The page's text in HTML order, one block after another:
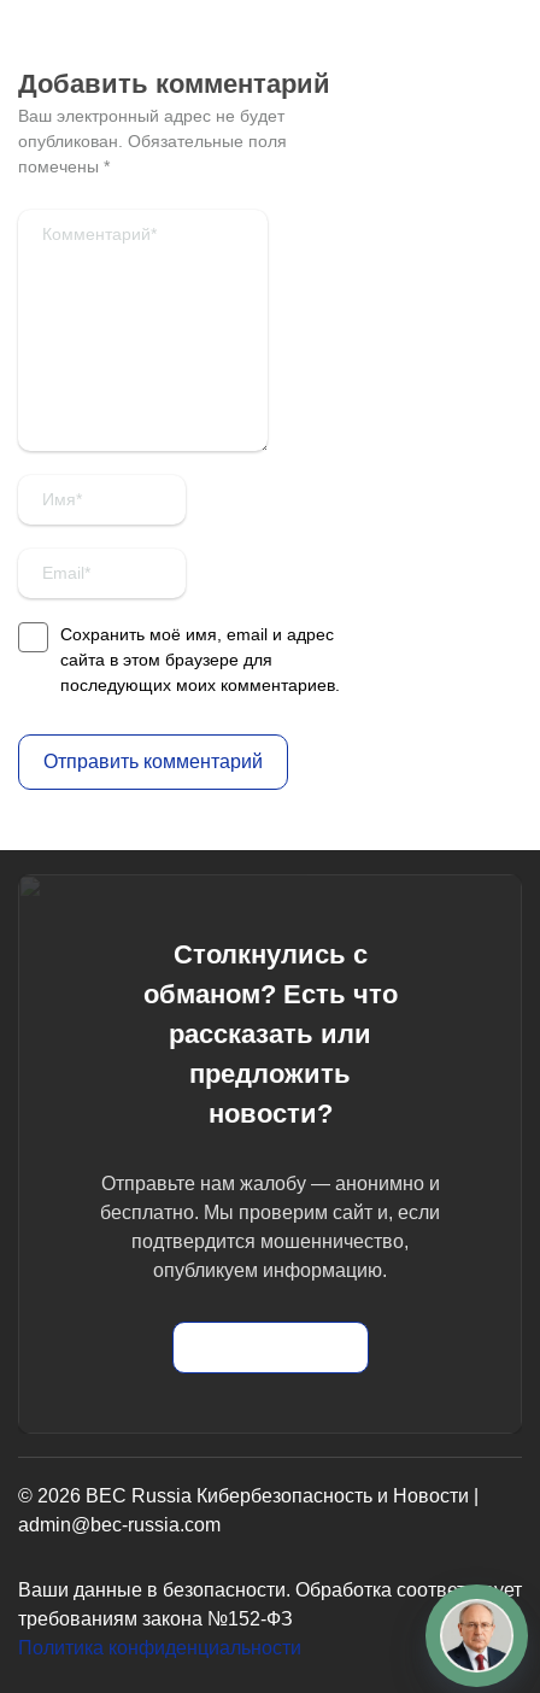
Добавить комментарий
Ваш электронный адрес не будет
опубликован. Обязательные поля
помечены *
Сохранить моё имя, email и адрес
сайта в этом браузере для
последующих моих комментариев.
Столкнулись с
обманом? Есть что
рассказать или
предложить
новости?
Отправьте нам жалобу — анонимно и
бесплатно. Мы проверим сайт и, если
подтвердится мошенничество,
опубликуем информацию.
© 2026 BEC Russia Кибербезопасность и Новости |
admin@bec-russia.com
Ваши данные в безопасности. Обработка соответствует
требованиям закона №152-ФЗ
Политика конфиденциальности